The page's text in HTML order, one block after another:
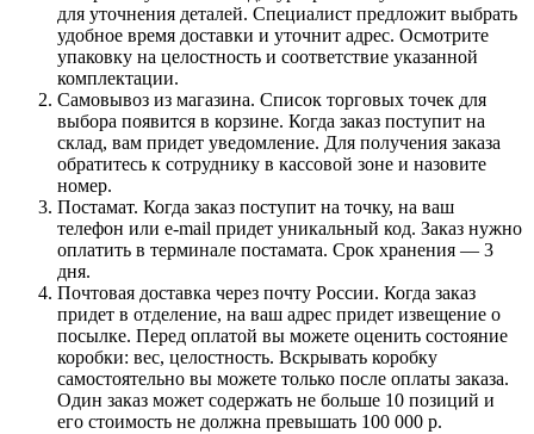
для уточнения деталей. Специалист предложит выбрать
удобное время доставки и уточнит адрес. Осмотрите
упаковку на целостность и соответствие указанной
комплектации.
Самовывоз из магазина. Список торговых точек для
выбора появится в корзине. Когда заказ поступит на
склад, вам придет уведомление. Для получения заказа
обратитесь к сотруднику в кассовой зоне и назовите
номер.
Постамат. Когда заказ поступит на точку, на ваш
телефон или e-mail придет уникальный код. Заказ нужно
оплатить в терминале постамата. Срок хранения — 3
дня.
Почтовая доставка через почту России. Когда заказ
придет в отделение, на ваш адрес придет извещение о
посылке. Перед оплатой вы можете оценить состояние
коробки: вес, целостность. Вскрывать коробку
самостоятельно вы можете только после оплаты заказа.
Один заказ может содержать не больше 10 позиций и
его стоимость не должна превышать 100 000 р.